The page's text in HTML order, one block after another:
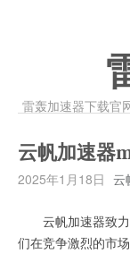
雷轰加速器下载官
云帆加速器
2025年1月18日 云
云帆加速器致力
们在竞争激烈的市